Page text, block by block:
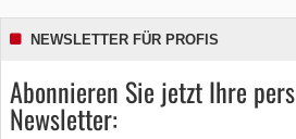
NEWSLETTER FÜR PROFIS
Abonnieren Sie jetzt Ihre
Newsletter: